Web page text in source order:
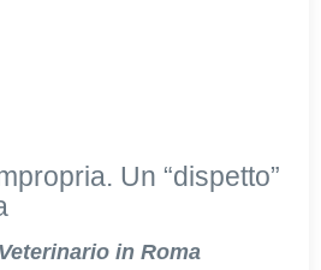
Un “dispetto”
in Roma